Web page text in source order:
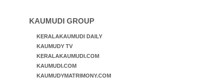
KAUMUDI GROUP
KERALAKAUMUDI DAILY
KAUMUDY TV
KERALAKAUMUDI.COM
KAUMUDI.COM
KAUMUDYMATRIMONY.COM